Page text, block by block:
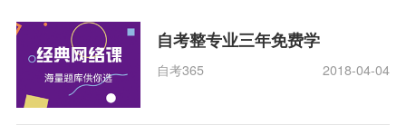
自考整专业三年免费学
自考365 2018-04-04